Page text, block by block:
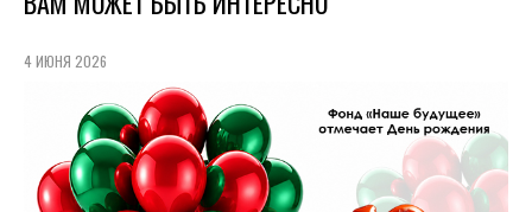
4 ИЮНЯ 2026